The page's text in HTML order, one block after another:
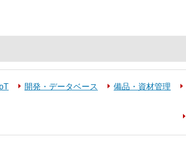
開発・データベース 備品・資材管理